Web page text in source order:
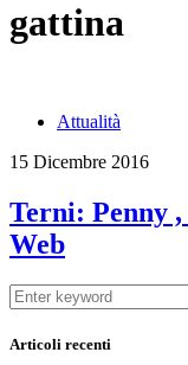
gattina
Attualità
15 Dicembre 2016
Terni: Penny ,
Web
Articoli recenti